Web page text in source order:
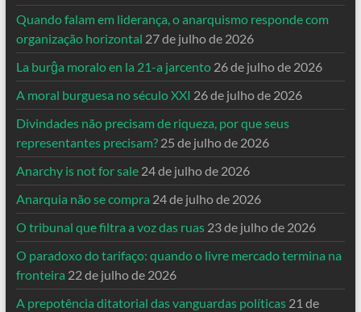
Quando falam em liderança, o anarquismo responde com
organização horizontal 27 de julho de 2026
La burĝa moralo en la 21-a jarcento 26 de julho de 2026
A moral burguesa no século XXI 26 de julho de 2026
Divindades não precisam de riqueza, por que seus
representantes precisam? 25 de julho de 2026
Anarchy is not for sale 24 de julho de 2026
Anarquia não se compra 24 de julho de 2026
O tribunal que filtra a voz das ruas 23 de julho de 2026
O paradoxo do tarifaço: quando o livre mercado termina na
fronteira 22 de julho de 2026
A prepotência ditatorial das vanguardas políticas 21 de